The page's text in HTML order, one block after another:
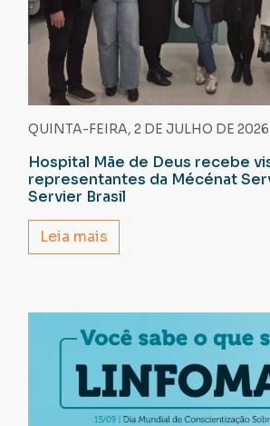
QUINTA-FEIRA, 2 DE JULHO DE 2026
Hospital Mãe de Deus recebe
representantes da Mécénat
Servier Brasil
Leia mais